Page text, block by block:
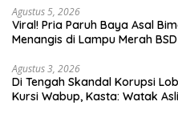
Agustus 5, 2026
Viral! Pria Paruh Baya Asal
Menangis di Lampu Merah
Agustus 3, 2026
Di Tengah Skandal Korupsi
Kursi Wabup, Kasta: Watak